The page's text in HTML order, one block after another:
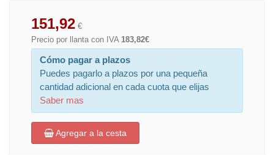
151,92 €
Precio por llanta con IVA 183,82€
Cómo pagar a plazos
Puedes pagarlo a plazos por una pequeña
cantidad adicional en cada cuota que elijas
Saber mas
Agregar a la cesta